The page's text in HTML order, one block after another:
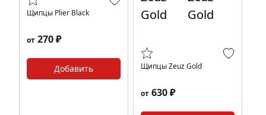
Щипцы Рlier Black
от 270 ₽
Добавить Щипцы Zeuz Gold
от 630 ₽